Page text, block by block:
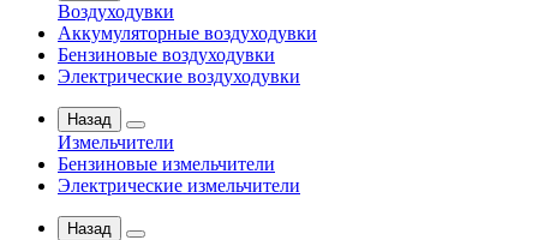
Воздуходувки
Аккумуляторные воздуходувки
Бензиновые воздуходувки
Электрические воздуходувки
Назад
Измельчители
Бензиновые измельчители
Электрические измельчители
Назад